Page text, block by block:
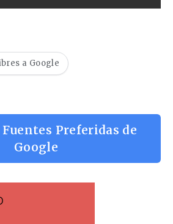
a Google
Fuentes Preferidas de
Google